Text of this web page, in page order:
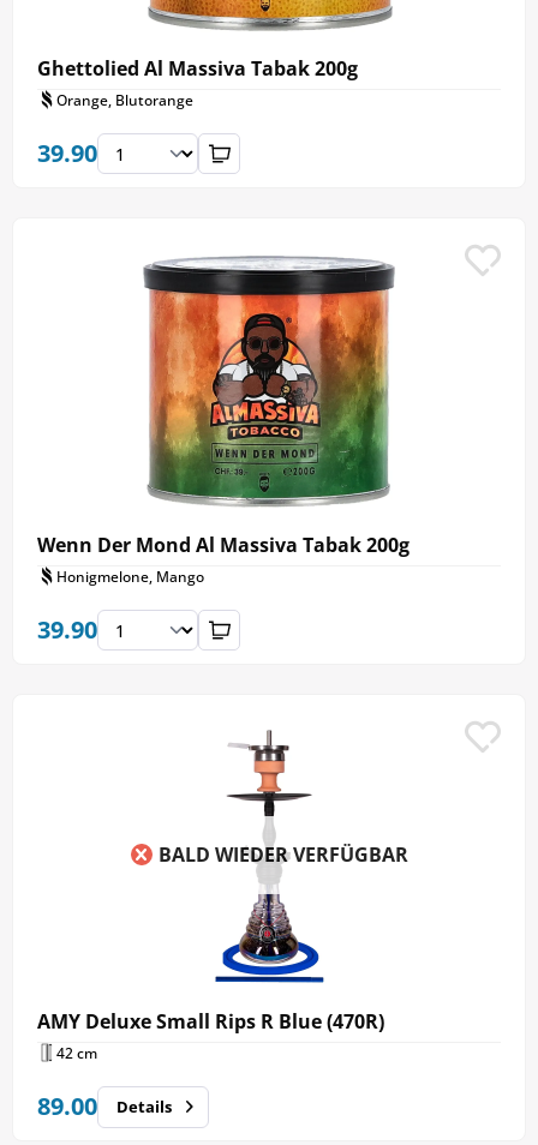
Ghettolied Al Massiva Tabak 200g
Orange, Blutorange
39.90
Wenn Der Mond Al Massiva Tabak 200g
Honigmelone, Mango
39.90
BALD WIEDER VERFÜGBAR
AMY Deluxe Small Rips R Blue (470R)
42 cm
89.00 Details